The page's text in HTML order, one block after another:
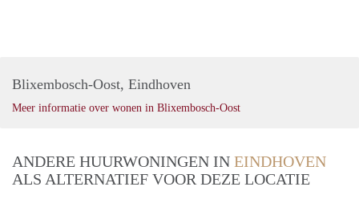
Blixembosch-Oost, Eindhoven
Meer informatie over wonen in Blixembosch-Oost
ANDERE HUURWONINGEN IN EINDHOVEN
ALS ALTERNATIEF VOOR DEZE LOCATIE